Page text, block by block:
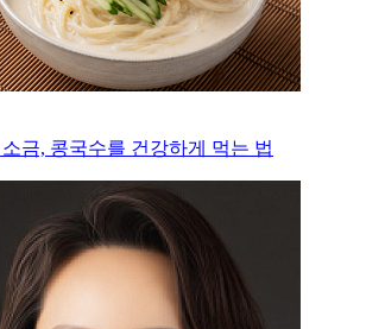
소금, 콩국수를 건강하게 먹는 법